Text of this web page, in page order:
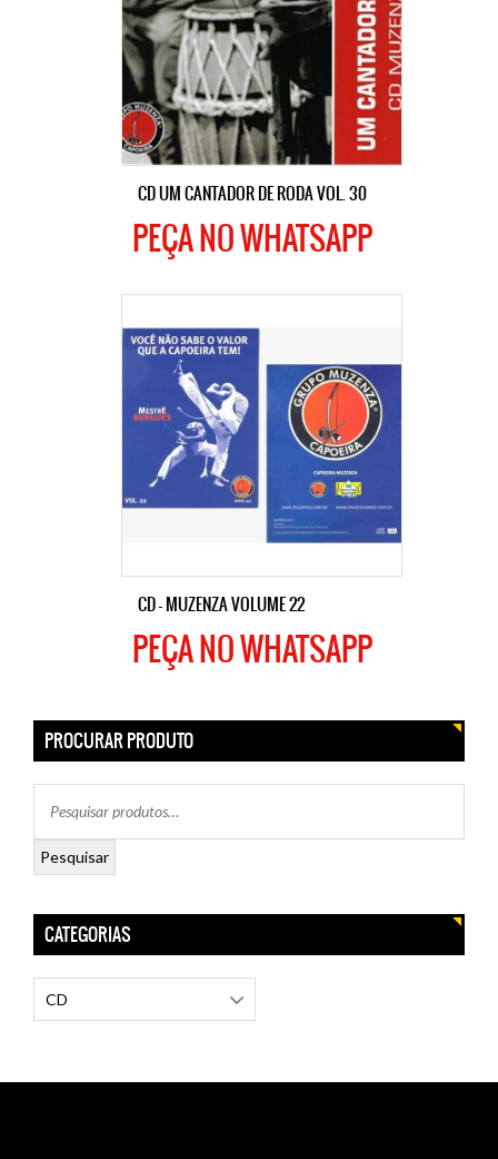
CD UM CANTADOR DE RODA VOL. 30
PEÇA NO WHATSAPP
CD – MUZENZA VOLUME 22
PEÇA NO WHATSAPP
PROCURAR PRODUTO
Pesquisar
CATEGORIAS
CD